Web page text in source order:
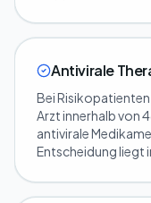
Antivirale
Bei
Arzt innerhalb von
antivirale
Entscheidung liegt